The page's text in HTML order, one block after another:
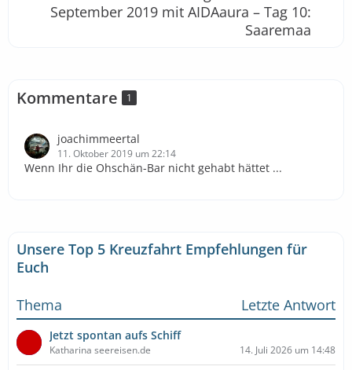
September 2019 mit AIDAaura – Tag 10:
Saaremaa
Kommentare 1
joachimmeertal
11. Oktober 2019 um 22:14
Wenn Ihr die Ohschän-Bar nicht gehabt hättet ...
Unsere Top 5 Kreuzfahrt Empfehlungen für
Euch
Thema
Letzte Antwort
Jetzt spontan aufs Schiff
Katharina seereisen.de 14. Juli 2026 um 14:48